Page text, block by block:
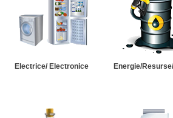
Electrice/ Electronice Energie/